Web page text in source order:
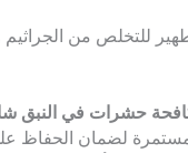
للتخلص من الجراثيم
حشرات في النبق
لضمان الحفاظ